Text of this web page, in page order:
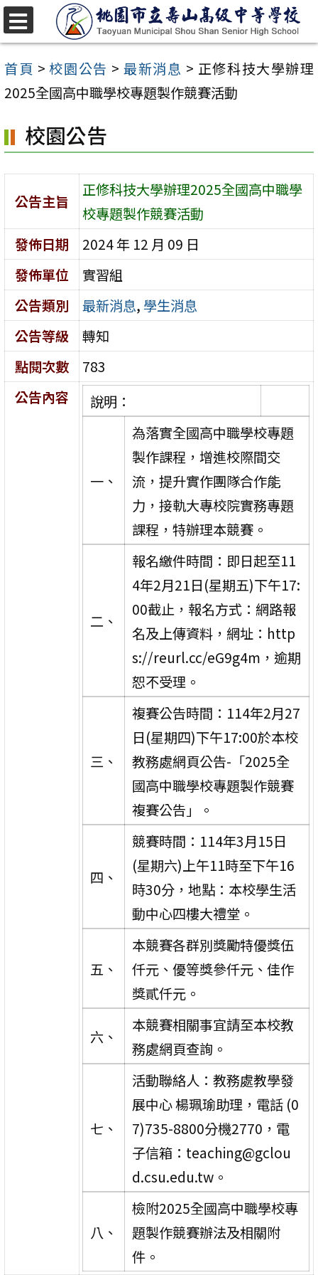
跳
至
主
要
容
區
首頁 >校園公告 >最新消息 > 正修科技大學辦理
2025全國高中職學校專題製作競賽活動
校園公告
公告主旨
正修科技大學辦理2025全國高中職學
校專題製作競賽活動
發佈日期
2024 年 12 月 09 日
發佈單位
實習組
公告類別
最新消息, 學生消息
公告等級
轉知
點閱次數
783
公告內容
說明：
一、
為落實全國高中職學校專題
製作課程，增進校際間交
流，提升實作團隊合作能
力，接軌大專校院實務專題
課程，特辦理本競賽。
二、
報名繳件時間：即日起至11
4年2月21日(星期五)下午17:
00截止，報名方式：網路報
名及上傳資料，網址：http
s://reurl.cc/eG9g4m，逾期
恕不受理。
三、
複賽公告時間：114年2月27
日(星期四)下午17:00於本校
教務處網頁公告-「2025全
國高中職學校專題製作競賽
複賽公告」。
四、
競賽時間：114年3月15日
(星期六)上午11時至下午16
時30分，地點：本校學生活
動中心四樓大禮堂。
五、
本競賽各群別獎勵特優獎伍
仟元、優等獎參仟元、佳作
獎貳仟元。
六、
本競賽相關事宜請至本校教
務處網頁查詢。
七、
活動聯絡人：教務處教學發
展中心 楊珮瑜助理，電話 (0
7)735-8800分機2770，電
子信箱：teaching@gclou
d.csu.edu.tw。
八、
檢附2025全國高中職學校專
題製作競賽辦法及相關附
件。
選
單